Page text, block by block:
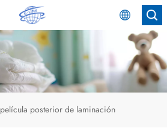
Español
English
película posterior de laminación